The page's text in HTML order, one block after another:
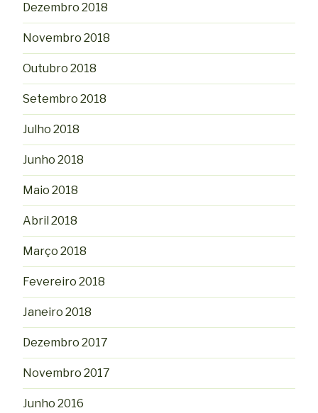
Dezembro 2018
Novembro 2018
Outubro 2018
Setembro 2018
Julho 2018
Junho 2018
Maio 2018
Abril 2018
Março 2018
Fevereiro 2018
Janeiro 2018
Dezembro 2017
Novembro 2017
Junho 2016